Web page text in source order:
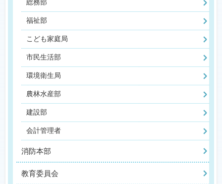
総務部
福祉部
こども家庭局
市民生活部
環境衛生局
農林水産部
建設部
会計管理者
消防本部
教育委員会